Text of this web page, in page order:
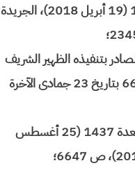
مساطر صعوبات المقاولة، الصادر بتنفيذه الظهير الشريف رقم 1.18.26 بتاريخ 2 شعبان 1439 (19 أبريل 2018)، الجريدة
15.95 المتعلق بمدونة التجارة الصادر بتنفيذه الظهير الشريف
رقم 1.18.14 بتاريخ 5 جمادى الآخرة 1439 (22 فبراير 2018)، الجريدة الرسمية عدد 6655 بتاريخ 23 جمادى الآخرة
القانون رقم 49.15 الصادر بتنفيذه الظهير الشريف رقم 1.16.128 بتاريخ 21 ذي القعدة 1437 (25 أغسطس